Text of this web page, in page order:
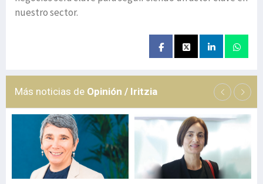
nuestro sector.
Más noticias de Opinión / Iritzia